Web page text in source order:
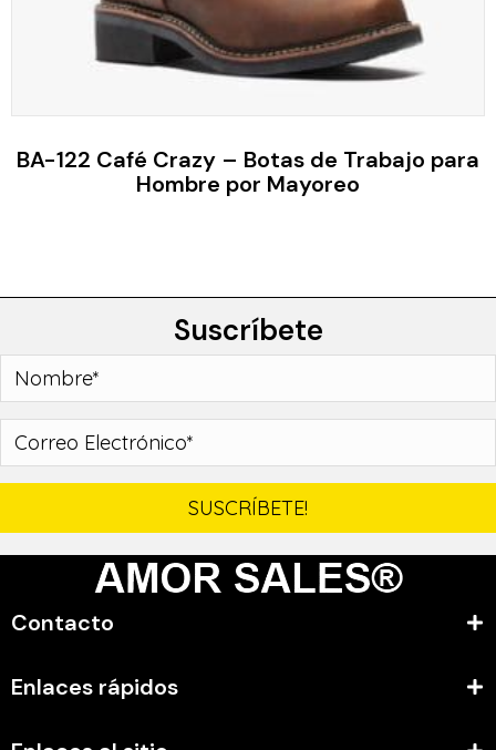
BA-122 Café Crazy – Botas de Trabajo para
Hombre por Mayoreo
Suscríbete
SUSCRÍBETE!
Contacto
Enlaces rápidos